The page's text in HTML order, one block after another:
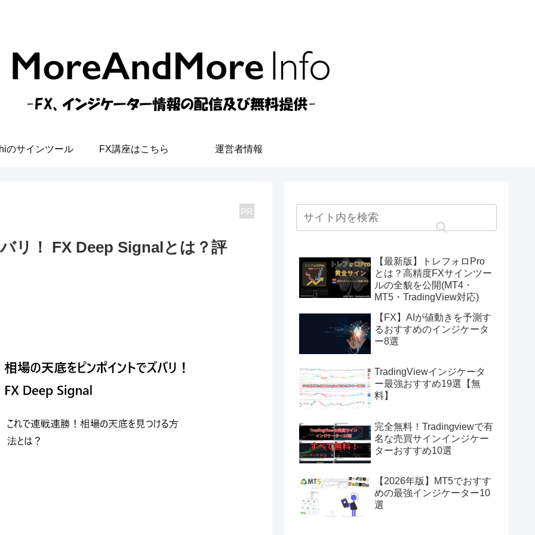
のサインツール FX講座はこちら 運営者情報
PR
リ！ FX Deep Signalとは？評
【最新版】トレフォロPro
とは？高精度FXサインツー
ルの全貌を公開(MT4・
MT5・TradingView対応)
【FX】AIが値動きを予測す
るおすすめのインジケータ
ー8選
TradingViewインジケータ
ー最強おすすめ19選【無
料】
完全無料！Tradingviewで有
名な売買サインインジケー
ターおすすめ10選
【2026年版】MT5でおすす
めの最強インジケーター10
選